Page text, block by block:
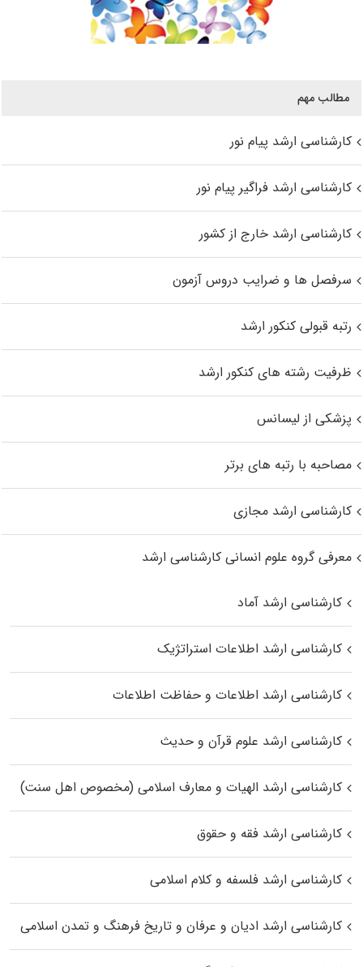
مطالب مهم
کارشناسی ارشد پیام نور
کارشناسی ارشد فراگیر پیام نور
کارشناسی ارشد خارج از کشور
سرفصل ها و ضرایب دروس آزمون
رتبه قبولی کنکور ارشد
ظرفیت رشته های کنکور ارشد
پزشکی از لیسانس
مصاحبه با رتبه های برتر
کارشناسی ارشد مجازی
معرفی گروه علوم انسانی کارشناسی ارشد
کارشناسی ارشد آماد
کارشناسی ارشد اطلاعات استراتژیک
کارشناسی ارشد اطلاعات و حفاظت اطلاعات
کارشناسی ارشد علوم قرآن و حدیث
کارشناسی ارشد الهیات و معارف اسلامی (مخصوص اهل سنت)
کارشناسی ارشد فقه و حقوق
کارشناسی ارشد فلسفه و کلام اسلامی
کارشناسی ارشد ادیان و عرفان و تاریخ فرهنگ و تمدن اسلامی